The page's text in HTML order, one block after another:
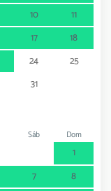
10
11
17
18
24
25
31
Sáb Dom
1
7
8